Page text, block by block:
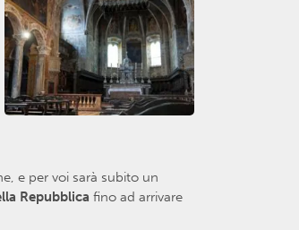
e per voi sarà subito un
Repubblica fino ad arrivare